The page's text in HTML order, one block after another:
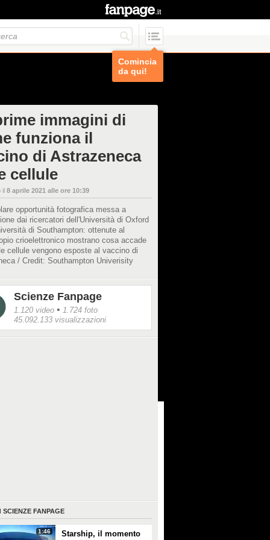
Comincia
da qui!
immagini di
funziona il
di Astrazeneca
cellule
il 8 aprile 2021 alle ore 10:39
opportunità fotografica messa a
dai ricercatori dell'Università di Oxford
di Southampton: ottenute al
crioelettronico mostrano cosa accade
cellule vengono esposte al vaccino di
/ Credit: Southampton Univerisity
Scienze Fanpage
1.120 video • 1.724 foto
45.092.133 visualizzazioni
SCIENZE FANPAGE
1:46
Starship, il momento